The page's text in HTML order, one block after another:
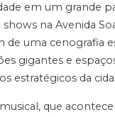
em um grande
na Avenida
de uma cenografia
gigantes e
estratégicos da
que